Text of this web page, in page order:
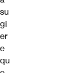
su
gi
er
e
qu